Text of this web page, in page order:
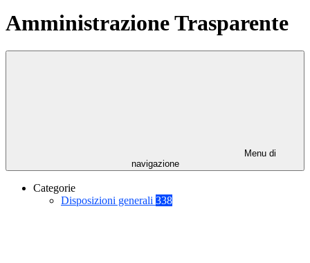
Amministrazione Trasparente
Menu di
navigazione
Categorie
Disposizioni generali 338